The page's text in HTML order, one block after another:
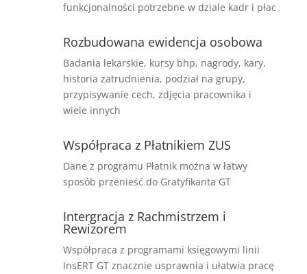
funkcjonalności potrzebne w dziale kadr i płac
Rozbudowana ewidencja osobowa
Badania lekarskie, kursy bhp, nagrody, kary,
historia zatrudnienia, podział na grupy,
przypisywanie cech, zdjęcia pracownika i
wiele innych
Współpraca z Płatnikiem ZUS
Dane z programu Płatnik można w łatwy
sposób przenieść do Gratyfikanta GT
Intergracja z Rachmistrzem i
Rewizorem
Współpraca z programami księgowymi linii
InsERT GT znacznie usprawnia i ułatwia pracę